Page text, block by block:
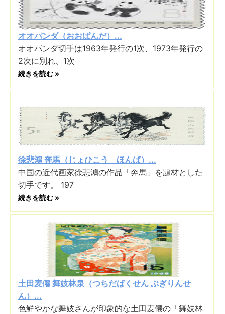
オオパンダ（おおぱんだ）...
オオパンダ切手は1963年発行の1次、1973年発行の
2次に別れ、1次
続きを読む »
徐悲鴻 奔馬（じょひこう ほんば）...
中国の近代画家徐悲鴻の作品「奔馬」を題材とした
切手です。 197
続きを読む »
土田麦僊 舞妓林泉（つちだばくせん ぶぎりんせ
ん）...
色鮮やかな舞妓さんが印象的な土田麦僊の「舞妓林